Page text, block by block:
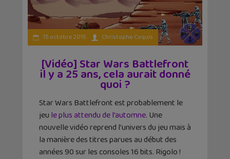
15 octobre 2015 Christophe Coquis
[Vidéo] Star Wars Battlefront
il y a 25 ans, cela aurait donné
quoi ?
Star Wars Battlefront est probablement le
jeu le plus attendu de l’automne. Une
nouvelle vidéo reprend l’univers du jeu mais à
la manière des titres parues au début des
années 90 sur les consoles 16 bits. Rigolo !